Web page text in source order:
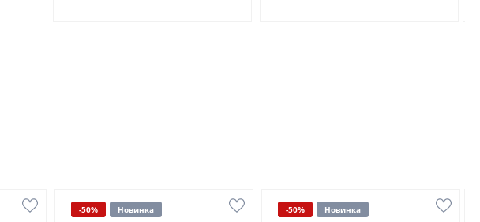
-50% Новинка -50% Новинка